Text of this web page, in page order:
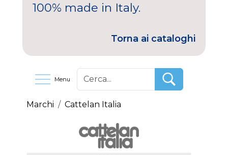
100% made in Italy.
Torna ai cataloghi